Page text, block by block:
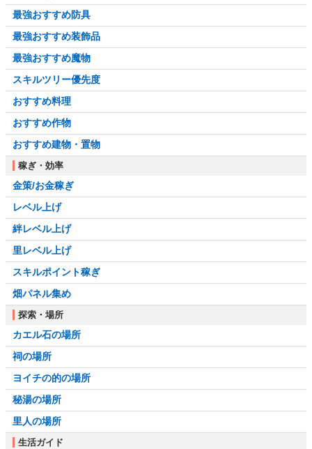
最強おすすめ防具
最強おすすめ装飾品
最強おすすめ魔物
スキルツリー優先度
おすすめ料理
おすすめ作物
おすすめ建物・置物
稼ぎ・効率
金策/お金稼ぎ
レベル上げ
絆レベル上げ
里レベル上げ
スキルポイント稼ぎ
畑パネル集め
探索・場所
カエル石の場所
祠の場所
ヨイチの的の場所
秘湯の場所
里人の場所
生活ガイド